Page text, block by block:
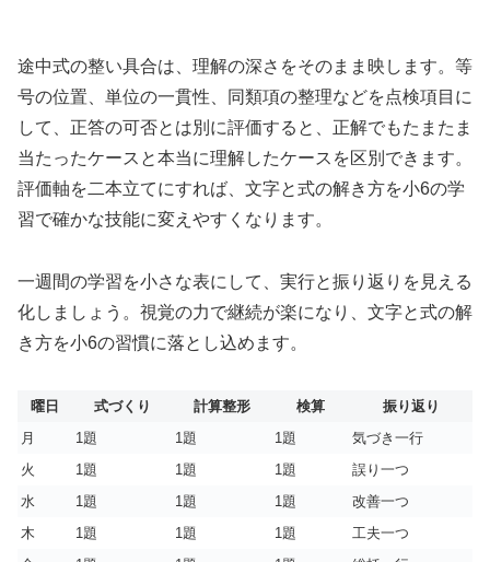
途中式の整い具合は、理解の深さをそのまま映します。等
号の位置、単位の一貫性、同類項の整理などを点検項目に
して、正答の可否とは別に評価すると、正解でもたまたま
当たったケースと本当に理解したケースを区別できます。
評価軸を二本立てにすれば、文字と式の解き方を小6の学
習で確かな技能に変えやすくなります。
一週間の学習を小さな表にして、実行と振り返りを見える
化しましょう。視覚の力で継続が楽になり、文字と式の解
き方を小6の習慣に落とし込めます。
曜日 式づくり 計算整形 検算
振り返り
月
1題 1題 1題
気づき一行
火
1題 1題 1題
誤り一つ
水
1題 1題 1題
改善一つ
木
1題 1題 1題
工夫一つ